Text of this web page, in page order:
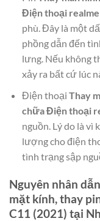
Điện thoại realme
phù. Đây là một
phồng dẫn đến
lưng. Nếu không
xảy ra bất cứ lúc
Điện thoại Thay
chữa Điện thoại
nguồn. Lý do là vì
lượng cho điện
tình trạng sập
Nguyên nhân
mặt kính, thay
C11 (2021) tại